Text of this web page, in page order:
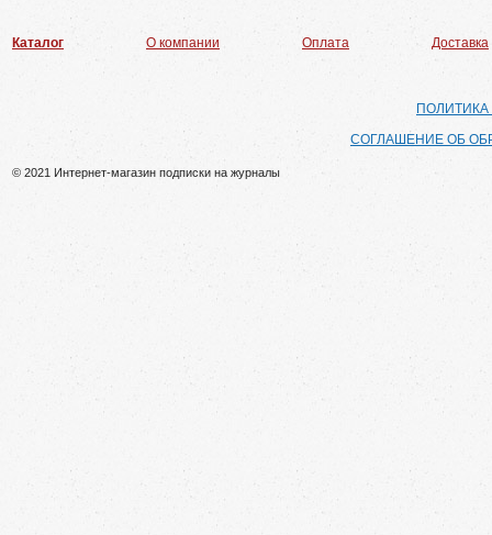
Каталог О компании Оплата Доставка
СОГЛАШЕНИЕ ОБ
© 2021 Интернет-магазин подписки на журналы